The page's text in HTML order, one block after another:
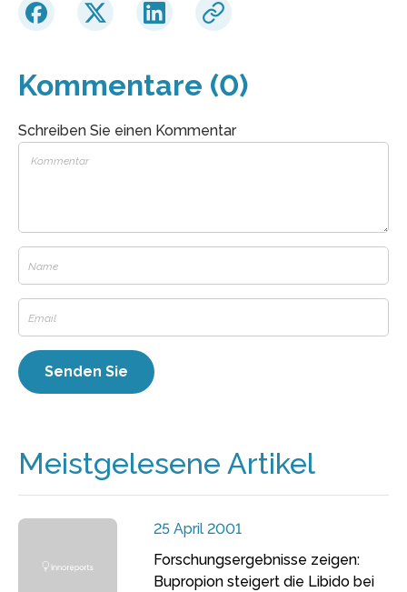
Kommentare (0)
Schreiben Sie einen Kommentar
Meistgelesene Artikel
25 April 2001
Forschungsergebnisse zeigen:
Bupropion steigert die Libido bei